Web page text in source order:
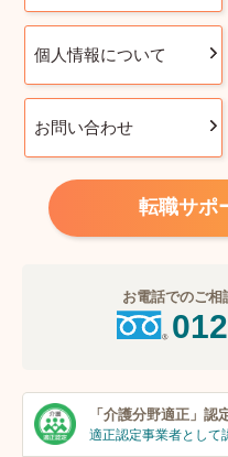
個人情報について
お問い合わせ
転職サポ
お電話でのご相
「介護分野適正」 認
適正認定事業者として